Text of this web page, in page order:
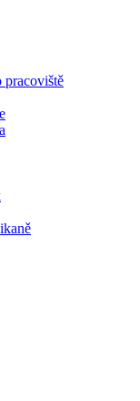
pracoviště